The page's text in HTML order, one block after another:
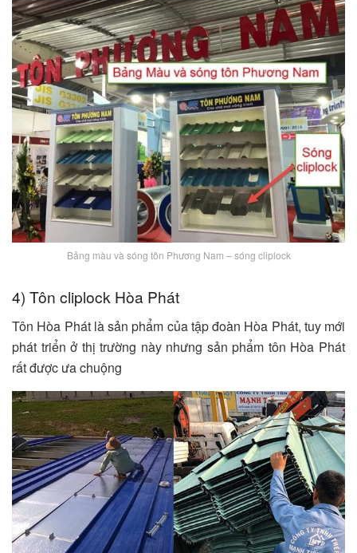
Bảng màu và sóng tôn Phương Nam – sóng cliplock
4) Tôn cliplock Hòa Phát
Tôn Hòa Phát là sản phẩm của tập đoàn Hòa Phát, tuy mới
phát triển ở thị trường này nhưng sản phẩm tôn Hòa Phát
rất được ưa chuộng